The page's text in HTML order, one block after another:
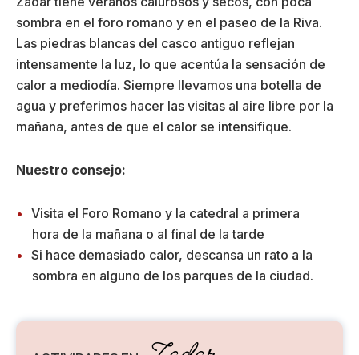
sombra en el foro romano y en el paseo de la Riva.
Las piedras blancas del casco antiguo reflejan
intensamente la luz, lo que acentúa la sensación de
calor a mediodía. Siempre llevamos una botella de
agua y preferimos hacer las visitas al aire libre por la
mañana, antes de que el calor se intensifique.
Nuestro consejo:
Visita el Foro Romano y la catedral a primera
hora de la mañana o al final de la tarde
Si hace demasiado calor, descansa un rato a la
sombra en alguno de los parques de la ciudad.